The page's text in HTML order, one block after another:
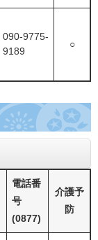
090-9775-
9189
○
電話番
号
(0877)
介護予
防